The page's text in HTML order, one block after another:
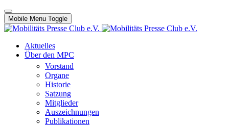
Mobile Menu Toggle
Aktuelles
Über den MPC
Vorstand
Organe
Historie
Satzung
Mitglieder
Auszeichnungen
Publikationen